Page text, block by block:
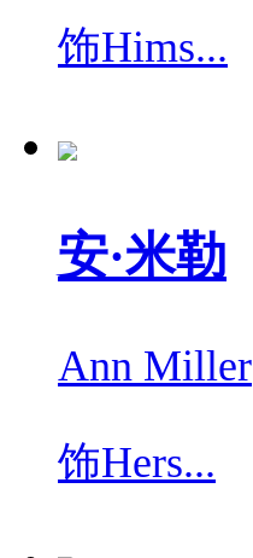
饰Hims...
安·米勒
Ann Miller
饰Hers...